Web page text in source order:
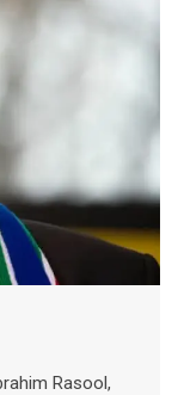
Rasool,